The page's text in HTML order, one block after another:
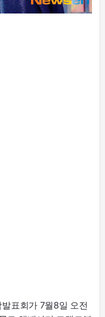
표회가 7월8일 오전